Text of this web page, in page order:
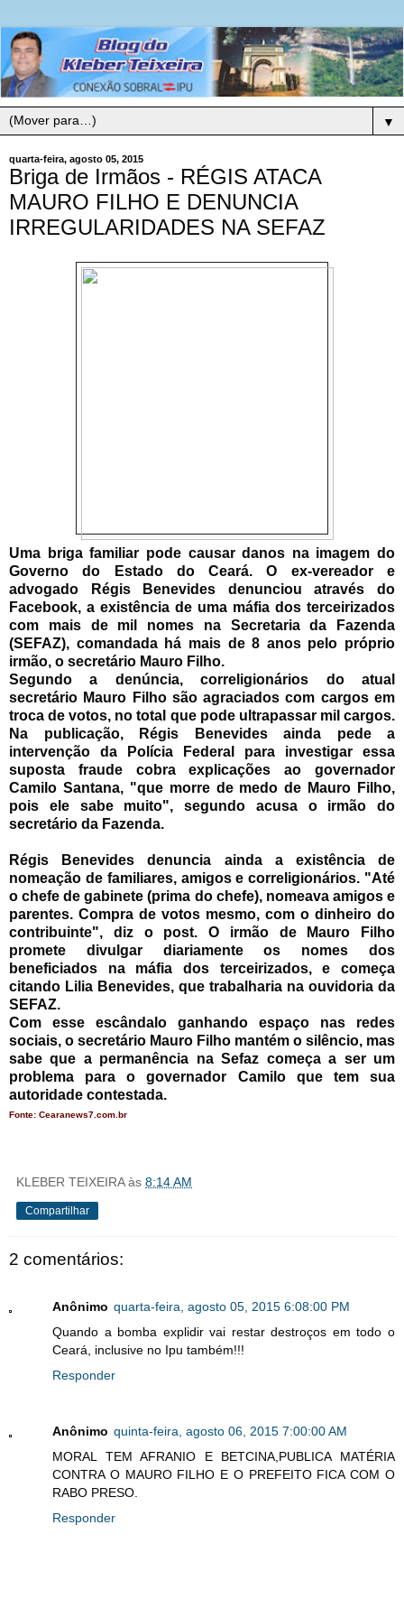
▼
quarta-feira, agosto 05, 2015
Briga de Irmãos - RÉGIS ATACA
MAURO FILHO E DENUNCIA
IRREGULARIDADES NA SEFAZ
Uma briga familiar pode causar danos na imagem do
Governo do Estado do Ceará. O ex-vereador e
advogado Régis Benevides denunciou através do
Facebook, a existência de uma máfia dos terceirizados
com mais de mil nomes na Secretaria da Fazenda
(SEFAZ), comandada há mais de 8 anos pelo próprio
irmão, o secretário Mauro Filho.
Segundo a denúncia, correligionários do atual
secretário Mauro Filho são agraciados com cargos em
troca de votos, no total que pode ultrapassar mil cargos.
Na publicação, Régis Benevides ainda pede a
intervenção da Polícia Federal para investigar essa
suposta fraude cobra explicações ao governador
Camilo Santana, "que morre de medo de Mauro Filho,
pois ele sabe muito", segundo acusa o irmão do
secretário da Fazenda.
Régis Benevides denuncia ainda a existência de
nomeação de familiares, amigos e correligionários. "Até
o chefe de gabinete (prima do chefe), nomeava amigos e
parentes. Compra de votos mesmo, com o dinheiro do
contribuinte", diz o post. O irmão de Mauro Filho
promete divulgar diariamente os nomes dos
beneficiados na máfia dos terceirizados, e começa
citando Lilia Benevides, que trabalharia na ouvidoria da
SEFAZ.
Com esse escândalo ganhando espaço nas redes
sociais, o secretário Mauro Filho mantém o silêncio, mas
sabe que a permanência na Sefaz começa a ser um
problema para o governador Camilo que tem sua
autoridade contestada.
Fonte: Cearanews7.com.br
KLEBER TEIXEIRA às 8:14 AM
Compartilhar
2 comentários:
Anônimo quarta-feira, agosto 05, 2015 6:08:00 PM
Quando a bomba explidir vai restar destroços em todo o
Ceará, inclusive no Ipu também!!!
Responder
Anônimo quinta-feira, agosto 06, 2015 7:00:00 AM
MORAL TEM AFRANIO E BETCINA,PUBLICA MATÉRIA
CONTRA O MAURO FILHO E O PREFEITO FICA COM O
RABO PRESO.
Responder